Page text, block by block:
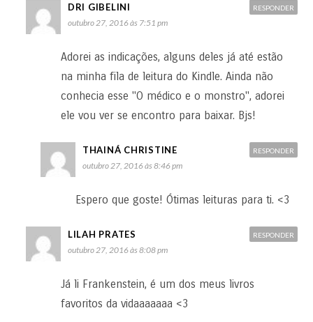
DRI GIBELINI
outubro 27, 2016 às 7:51 pm
Adorei as indicações, alguns deles já até estão
na minha fila de leitura do Kindle. Ainda não
conhecia esse "O médico e o monstro", adorei
ele vou ver se encontro para baixar. Bjs!
RESPONDER
THAINÁ CHRISTINE
outubro 27, 2016 às 8:46 pm
Espero que goste! Ótimas leituras para ti. <3
RESPONDER
LILAH PRATES
outubro 27, 2016 às 8:08 pm
Já li Frankenstein, é um dos meus livros
favoritos da vidaaaaaaa <3
RESPONDER